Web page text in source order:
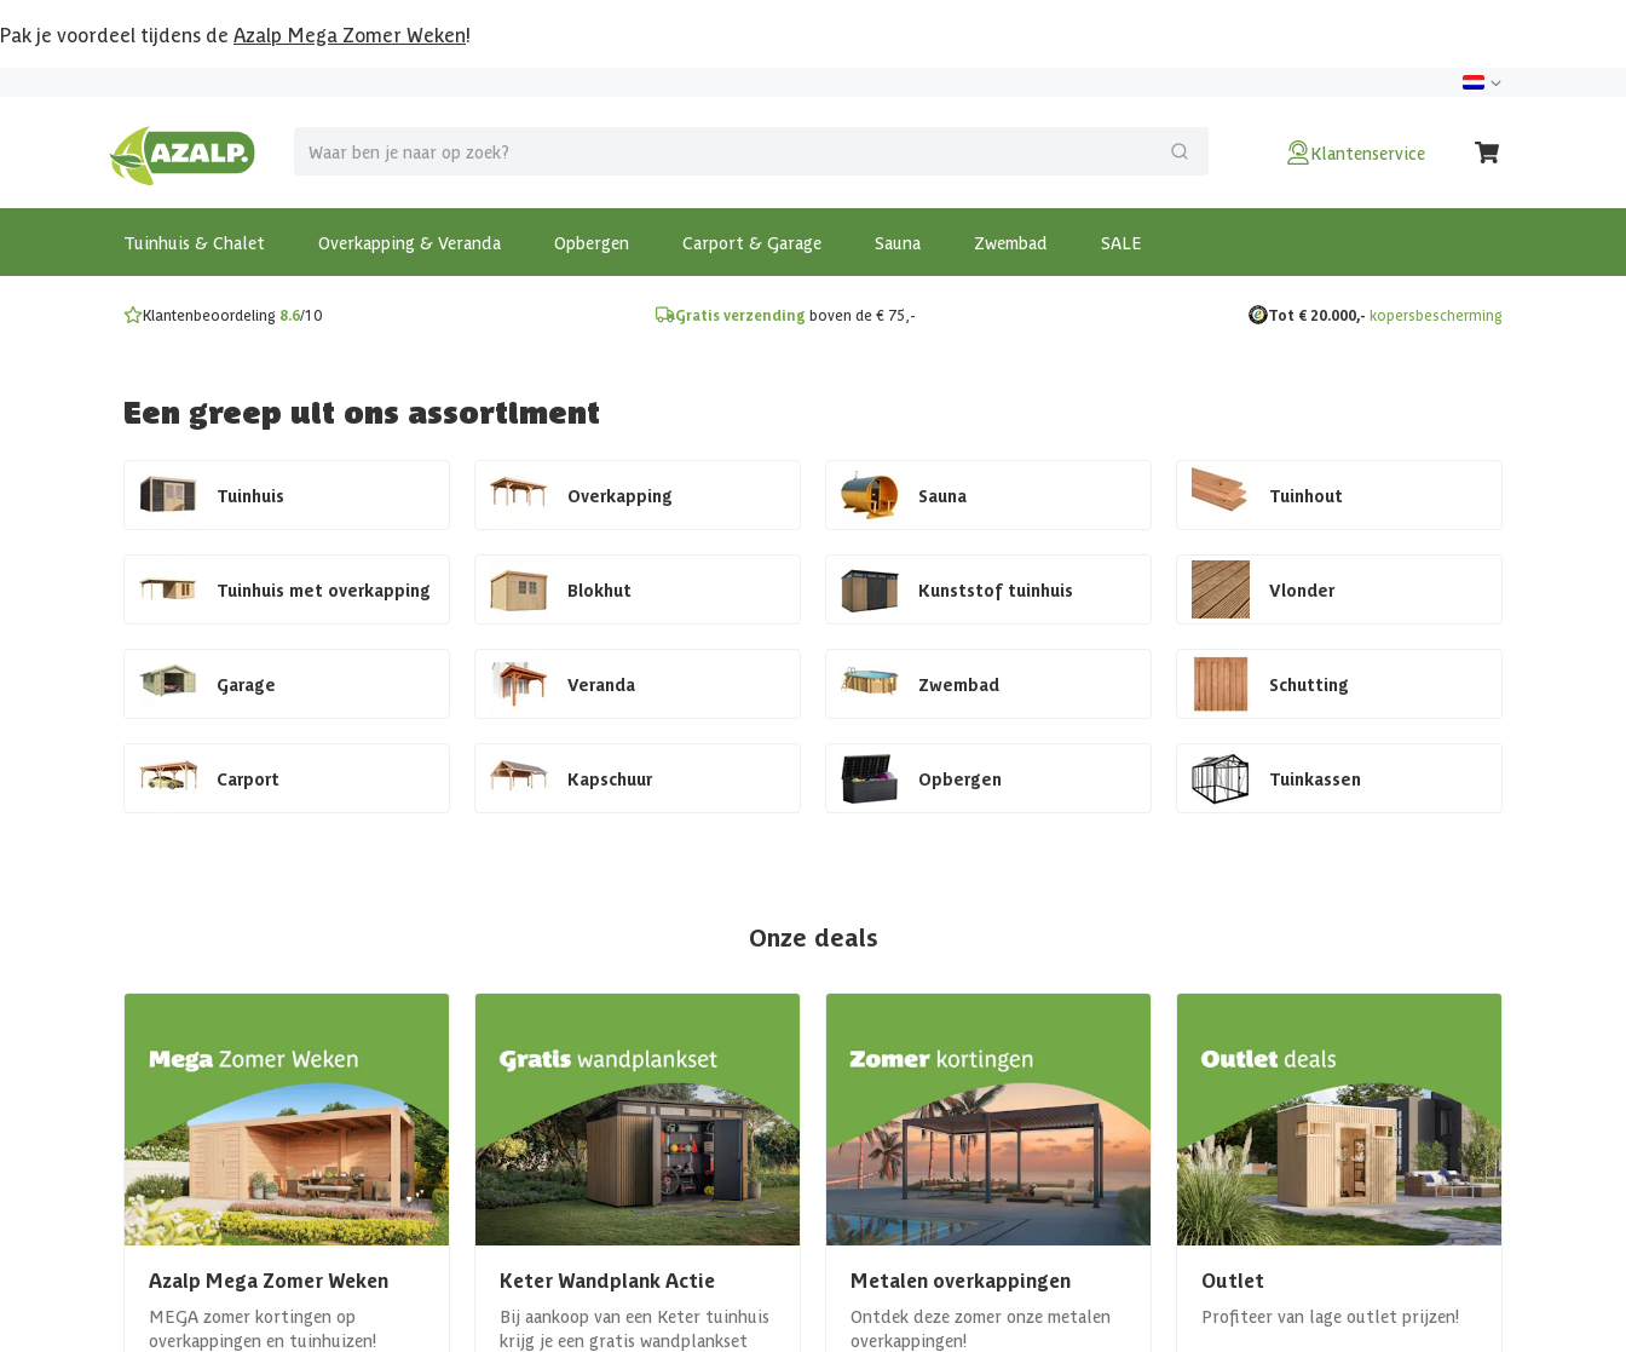
Pak je voordeel tijdens de Azalp Mega Zomer Weken!
Klantenservice
Tuinhuis & Chalet Overkapping & Veranda Opbergen Carport & Garage Sauna Zwembad SALE
MEGA zomer kortingen op overkappingen en tuinhuizen!
Bekijk de actiemodellen
Gratis wandplankset
Ontdek onze metalen overkappingen
Klantenbeoordeling 8.6/10 Gratis verzending boven de € 75,- Tot € 20.000,- kopersbescherming
Een greep uit ons assortiment
Tuinhuis Overkapping Sauna Tuinhout
Tuinhuis met overkapping Blokhut Kunststof tuinhuis Vlonder
Garage Veranda Zwembad Schutting
Carport Kapschuur Opbergen Tuinkassen
Onze deals
Azalp Mega Zomer Weken
MEGA zomer kortingen op
overkappingen en tuinhuizen!
Keter Wandplank Actie
Bij aankoop van een Keter tuinhuis
krijg je een gratis wandplankset
Metalen overkappingen
Ontdek deze zomer onze metalen
overkappingen!
Outlet
Profiteer van lage outlet prijzen!